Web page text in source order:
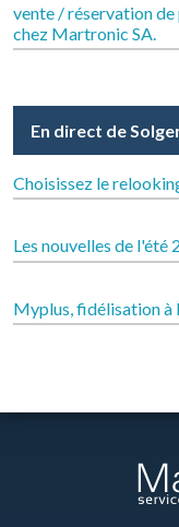
vente / réservation
chez Martronic SA.
En direct de
Choisissez le
Les nouvelles de l'été
Myplus, fidélisation à
Solgema